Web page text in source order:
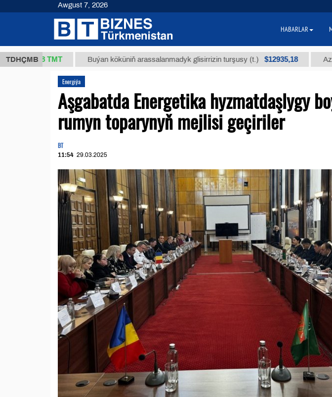
TDHÇMB
37,8 ТМТ Buýan köküniň arassalanmadyk glisirrizin turşusy (t.) $12935,18 Az
Energiýa
Aşgabatda Energetika hyzmatdaşlygy
rumyn toparynyň mejlisi geçiriler
BT
11:54 29.03.2025
Awgust 7, 2026
HABARLAR